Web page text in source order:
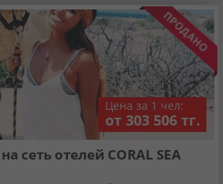
USD EUR
Қазақша
приложение
Store
Цена за 1 чел:
от 303 506 тг.
сеть отелей CORAL SEA